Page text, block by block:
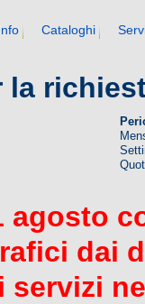
Cataloghi
la
agosto
dai
servizi